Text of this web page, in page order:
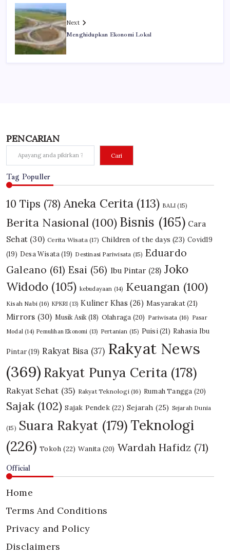
Next
Menghidupkan Ekonomi Lokal
PENCARIAN
Cari
Tag Populler
10 Tips (78) Aneka Cerita (113) BALI (15)
Berita Nasional (100) Bisnis (165) Cara
Sehat (30) Cerita Wisata(17) Children of the days (23) Covid19
(19) Desa Wisata (19) Destinasi Pariwisata (15) Eduardo
Galeano (61) Esai (56) Ibu Pintar (28) Joko
Widodo (105) kebudayaan (14) Keuangan (100)
Kisah Nabi (16) KPKRI (13) Kuliner Khas (26) Masyarakat(21)
Mirrors (30) Musik Asik(18) Olahraga (20) Pariwisata (16) Pasar
Modal (14) Pemulihan Ekonomi (13) Pertanian (15) Puisi(21) Rahasia Ibu
Pintar(19) Rakyat Bisa (37) Rakyat News
(369) Rakyat Punya Cerita (178)
Rakyat Sehat (35) Rakyat Teknologi(16) Rumah Tangga (20)
Sajak (102) Sajak Pendek(22) Sejarah (25) Sejarah Dunia
(15) Suara Rakyat (179) Teknologi
(226) Tokoh (22) Wanita (20) Wardah Hafidz (71)
Official
Home
Terms And Conditions
Privacy and Policy
Disclaimers